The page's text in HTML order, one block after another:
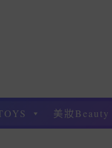
美妝Beauty